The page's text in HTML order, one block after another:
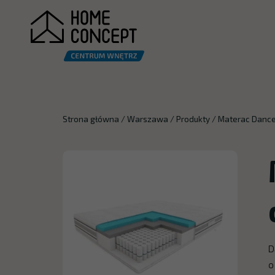
Strona główna /Warszawa /Produkty / Materac